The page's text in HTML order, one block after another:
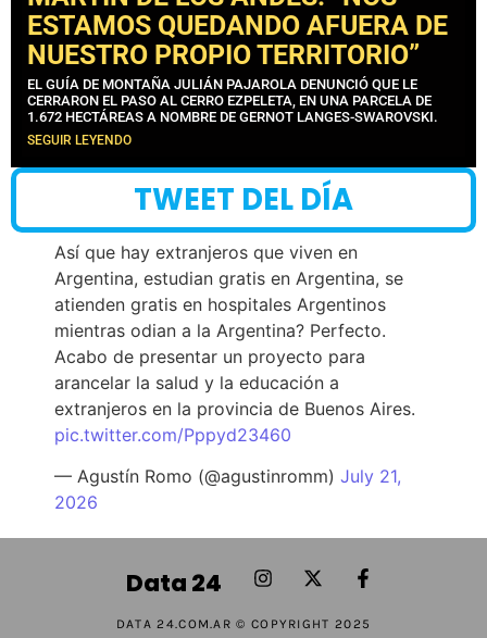
ESTAMOS QUEDANDO AFUERA DE
NUESTRO PROPIO TERRITORIO”
EL GUÍA DE MONTAÑA JULIÁN PAJAROLA DENUNCIÓ QUE LE
CERRARON EL PASO AL CERRO EZPELETA, EN UNA PARCELA DE
1.672 HECTÁREAS A NOMBRE DE GERNOT LANGES-SWAROVSKI.
SEGUIR LEYENDO
TWEET DEL DÍA
Así que hay extranjeros que viven en
Argentina, estudian gratis en Argentina, se
atienden gratis en hospitales Argentinos
mientras odian a la Argentina? Perfecto.
Acabo de presentar un proyecto para
arancelar la salud y la educación a
extranjeros en la provincia de Buenos Aires.
pic.twitter.com/Pppyd23460
— Agustín Romo (@agustinromm) July 21,
2026
Data 24
DATA 24.COM.AR © COPYRIGHT 2025